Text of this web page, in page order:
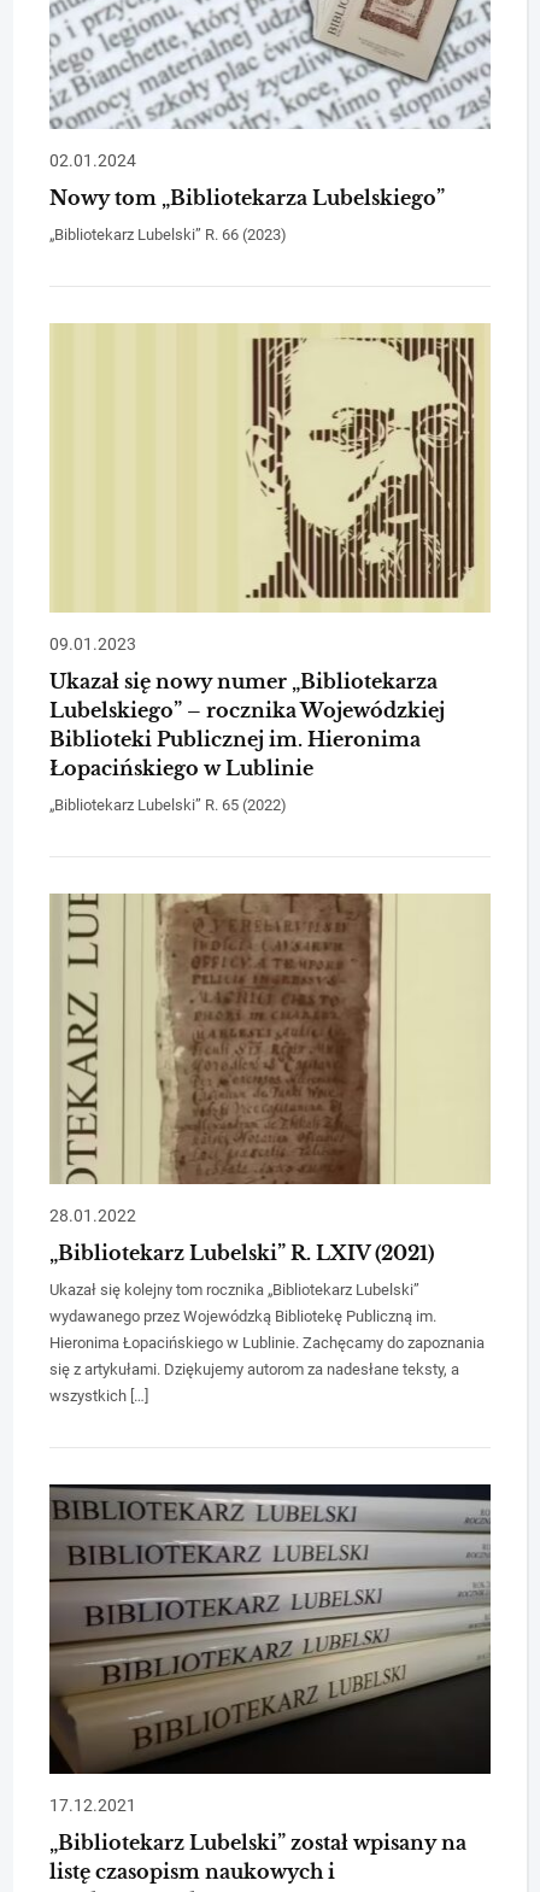
02.01.2024
Nowy tom „Bibliotekarza Lubelskiego”
„Bibliotekarz Lubelski” R. 66 (2023)
09.01.2023
Ukazał się nowy numer „Bibliotekarza
Lubelskiego” – rocznika Wojewódzkiej
Biblioteki Publicznej im. Hieronima
Łopacińskiego w Lublinie
„Bibliotekarz Lubelski” R. 65 (2022)
28.01.2022
„Bibliotekarz Lubelski” R. LXIV (2021)
Ukazał się kolejny tom rocznika „Bibliotekarz Lubelski”
wydawanego przez Wojewódzką Bibliotekę Publiczną im.
Hieronima Łopacińskiego w Lublinie. Zachęcamy do zapoznania
się z artykułami. Dziękujemy autorom za nadesłane teksty, a
wszystkich […]
17.12.2021
„Bibliotekarz Lubelski” został wpisany na
listę czasopism naukowych i